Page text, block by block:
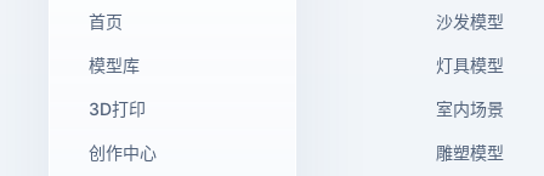
首页
模型库
3D打印
创作中心
沙发模型
灯具模型
室内场景
雕塑模型